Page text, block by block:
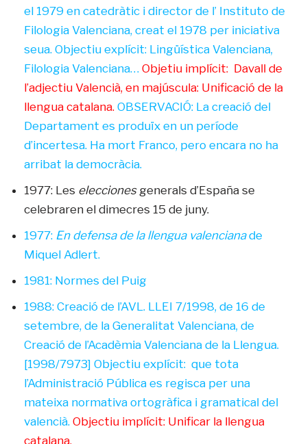
el 1979 en catedràtic i director de l’ Instituto de
Filologia Valenciana, creat el 1978 per iniciativa
seua. Objectiu explícit: Lingüística Valenciana,
Filologia Valenciana… Objetiu implícit: Davall de
l’adjectiu Valencià, en majúscula: Unificació de la
llengua catalana. OBSERVACIÓ: La creació del
Departament es produïx en un període
d’incertesa. Ha mort Franco, pero encara no ha
arribat la democràcia.
1977: Les eleccionesgenerals d’España se
celebraren el dimecres 15 de juny.
1977: En defensa de la llengua valencianade
Miquel Adlert.
1981: Normes del Puig
1988: Creació de l’AVL. LLEI 7/1998, de 16 de
setembre, de la Generalitat Valenciana, de
Creació de l’Acadèmia Valenciana de la Llengua.
[1998/7973] Objectiu explícit: que tota
l’Administració Pública es regisca per una
mateixa normativa ortogràfica i gramatical del
valencià. Objectiu implícit: Unificar la llengua
catalana.